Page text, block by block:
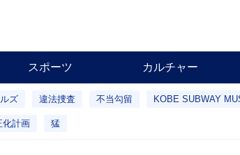
スポーツ カルチャー
ズ 違法捜査 不当勾留 KOBE SUBWAY
化計画 猛